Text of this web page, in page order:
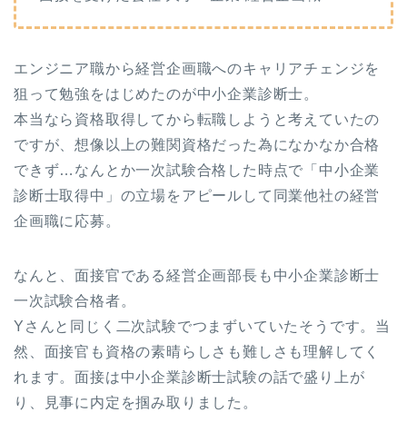
エンジニア職から経営企画職へのキャリアチェンジを
狙って勉強をはじめたのが中小企業診断士。
本当なら資格取得してから転職しようと考えていたの
ですが、想像以上の難関資格だった為になかなか合格
できず…なんとか一次試験合格した時点で「中小企業
診断士取得中」の立場をアピールして同業他社の経営
企画職に応募。
なんと、面接官である経営企画部長も中小企業診断士
一次試験合格者。
Yさんと同じく二次試験でつまずいていたそうです。当
然、面接官も資格の素晴らしさも難しさも理解してく
れます。面接は中小企業診断士試験の話で盛り上が
り、見事に内定を掴み取りました。